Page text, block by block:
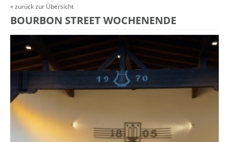
« zurück zur Übersicht
BOURBON STREET WOCHENENDE